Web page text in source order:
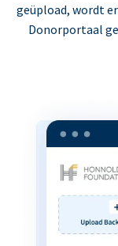
geüpload, wordt
Donorportaal